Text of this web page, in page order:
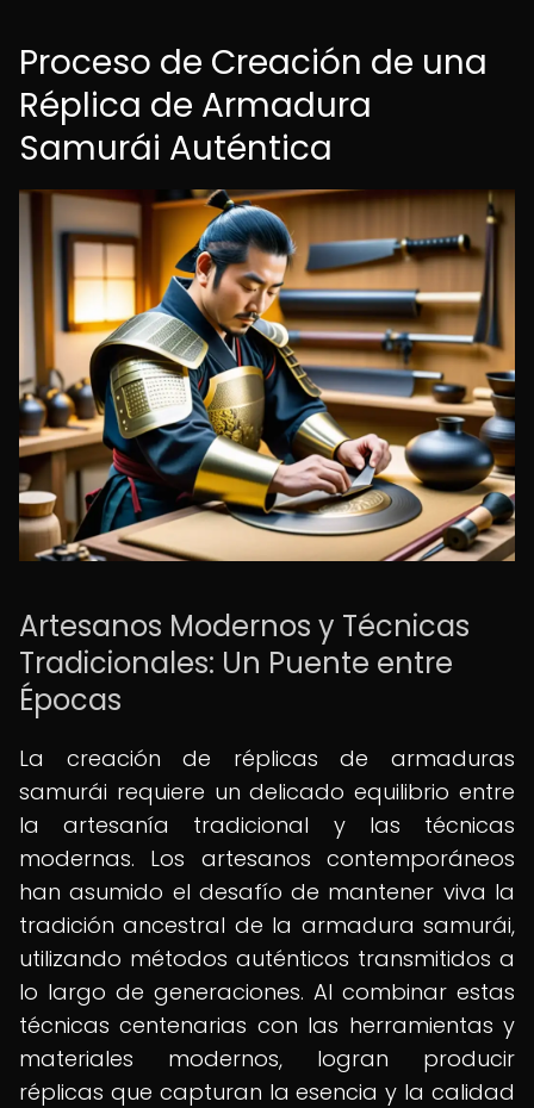
Proceso de Creación de una
Réplica de Armadura
Samurái Auténtica
Artesanos Modernos y Técnicas
Tradicionales: Un Puente entre
Épocas
La creación de réplicas de armaduras
samurái requiere un delicado equilibrio entre
la artesanía tradicional y las técnicas
modernas. Los artesanos contemporáneos
han asumido el desafío de mantener viva la
tradición ancestral de la armadura samurái,
utilizando métodos auténticos transmitidos a
lo largo de generaciones. Al combinar estas
técnicas centenarias con las herramientas y
materiales modernos, logran producir
réplicas que capturan la esencia y la calidad